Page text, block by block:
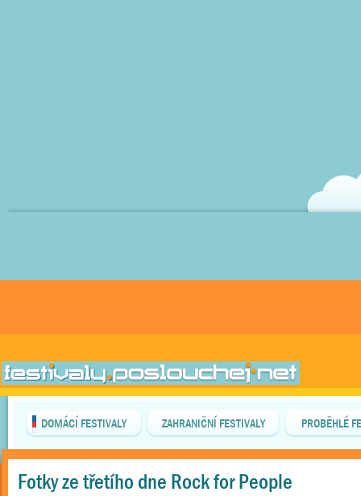
DOMÁCÍ FESTIVALY ZAHRANIČNÍ FESTIVALY PROBĚHLÉ
Fotky ze třetího dne Rock for People